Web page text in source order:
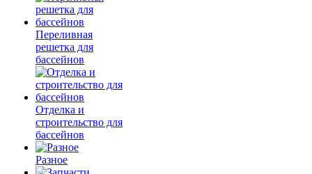
Переливная
решетка для
бассейнов
Отделка и
строительство для
бассейнов
Разное